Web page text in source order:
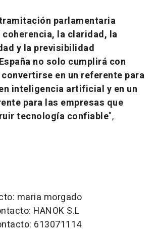
parlamentaria
la claridad, la
y la previsibilidad
no solo cumplirá con
en un referente para
inteligencia artificial y en un
para las empresas que
tecnología confiable",
maria morgado
HANOK S.L
613071114